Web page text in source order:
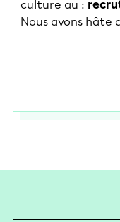
culture au :
Nous avons